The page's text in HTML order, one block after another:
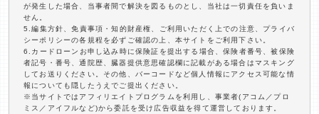
が発生した場合、当事者間で解決を図るものとし、当社は一切責任を負いま
せん。
5.編集方針、免責事項・知的財産権、ご利用いただく上での注意、プライバ
シーポリシーの各規程を必ずご確認の上、本サイトをご利用下さい。
6.カードローンお申し込み時に保険証を提出する場合、保険者番号、被保険
者記号・番号、通院歴、臓器提供意思確認欄に記載がある場合はマスキング
してお送りください。その他、バーコードなど個人情報にアクセス可能な情
報についても隠したうえでご提出ください。
※当サイトではアフィリエイトプログラムを利用し、事業者(アコム／プロ
ミス／アイフルなど)から委託を受け広告収益を得て運営しております。